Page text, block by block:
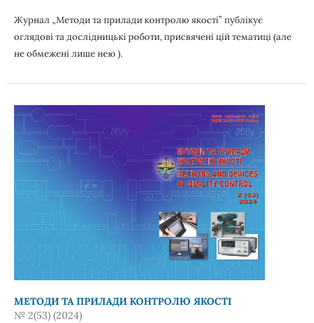
Журнал „Методи та прилади контролю якості” публікує
оглядові та дослідницькі роботи, присвячені цій тематиці (але
не обмежені лише нею ).
МЕТОДИ ТА ПРИЛАДИ КОНТРОЛЮ ЯКОСТІ
№ 2(53) (2024)